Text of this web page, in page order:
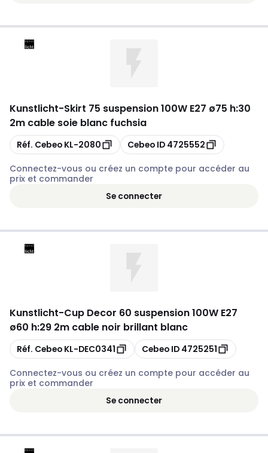
Kunstlicht-Skirt 75 suspension 100W E27 ø75 h:30
2m cable soie blanc fuchsia
Copier
Réf. Cebeo KL-2080 Copier
Cebeo ID 4725552
Connectez-vous ou créez un compte pour accéder au
prix et commander
Se connecter
Kunstlicht-Cup Decor 60 suspension 100W E27
ø60 h:29 2m cable noir brillant blanc
Copier
Réf. Cebeo KL-DEC0341 Copier
Cebeo ID 4725251
Connectez-vous ou créez un compte pour accéder au
prix et commander
Se connecter